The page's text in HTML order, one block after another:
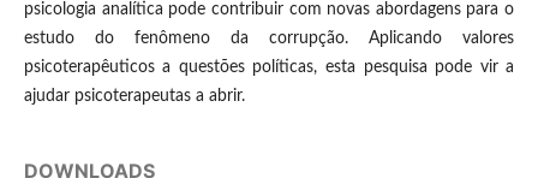
psicologia analítica pode contribuir com novas abordagens para o
estudo do fenômeno da corrupção. Aplicando valores
psicoterapêuticos a questões políticas, esta pesquisa pode vir a
ajudar psicoterapeutas a abrir.
DOWNLOADS